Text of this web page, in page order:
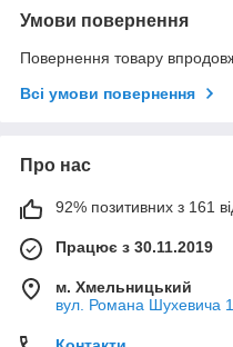
Умови повернення
Повернення товару
Всі умови повернення
Про нас
92% позитивних з 161
Працює з 30.11.2019
м. Хмельницький
вул. Романа Шухевича